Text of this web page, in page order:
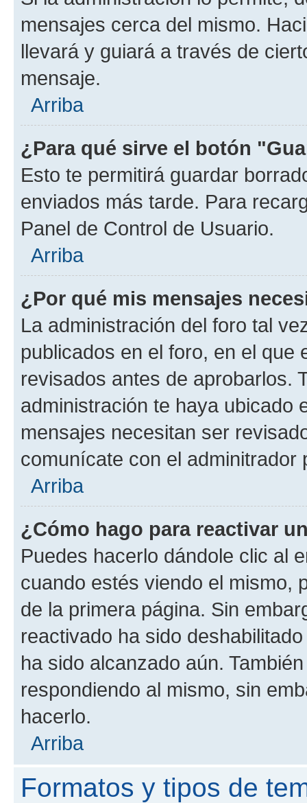
mensajes cerca del mismo.
llevará y guiará a través de
mensaje.
Arriba
¿Para qué sirve el botón
Esto te permitirá guardar
enviados más tarde. Para
Panel de Control de Usuario.
Arriba
¿Por qué mis mensajes
La administración del foro tal
publicados en el foro, en el
revisados antes de aprobarlos.
administración te haya ubicado
mensajes necesitan ser
comunícate con el
Arriba
¿Cómo hago para reactivar
Puedes hacerlo dándole clic al
cuando estés viendo el mismo,
de la primera página. Sin
reactivado ha sido
ha sido alcanzado aún.
respondiendo al mismo, sin
hacerlo.
Arriba
Formatos y tipos de